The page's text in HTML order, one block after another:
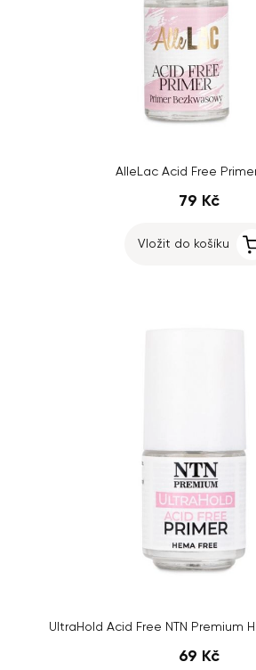
AlleLac Acid Free
79 Kč
Vložit do košíku
69 Kč